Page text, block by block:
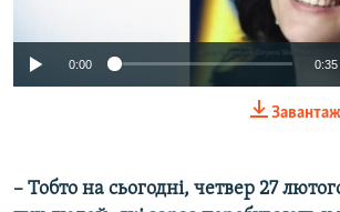
0:00 0:35
– Тобто на сьогодні, четвер 27